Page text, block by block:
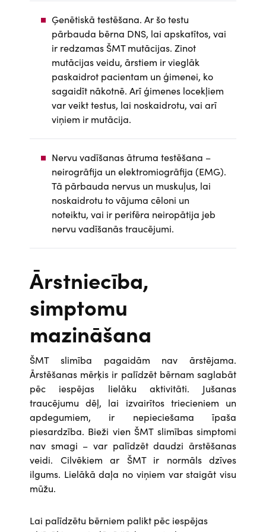
Ģenētiskā testēšana. Ar šo testu
pārbauda bērna DNS, lai apskatītos, vai
ir redzamas ŠMT mutācijas. Zinot
mutācijas veidu, ārstiem ir vieglāk
paskaidrot pacientam un ģimenei, ko
sagaidīt nākotnē. Arī ģimenes locekļiem
var veikt testus, lai noskaidrotu, vai arī
viņiem ir mutācija.
Nervu vadīšanas ātruma testēšana –
neirogrāfija un elektromiogrāfija (EMG).
Tā pārbauda nervus un muskuļus, lai
noskaidrotu to vājuma cēloni un
noteiktu, vai ir perifēra neiropātija jeb
nervu vadīšanās traucējumi.
Ārstniecība,
simptomu
mazināšana
ŠMT slimība pagaidām nav ārstējama.
Ārstēšanas mērķis ir palīdzēt bērnam saglabāt
pēc iespējas lielāku aktivitāti. Jušanas
traucējumu dēļ, lai izvairītos triecieniem un
apdegumiem, ir nepieciešama īpaša
piesardzība. Bieži vien ŠMT slimības simptomi
nav smagi – var palīdzēt daudzi ārstēšanas
veidi. Cilvēkiem ar ŠMT ir normāls dzīves
ilgums. Lielākā daļa no viņiem var staigāt visu
mūžu.
Lai palīdzētu bērniem palikt pēc iespējas